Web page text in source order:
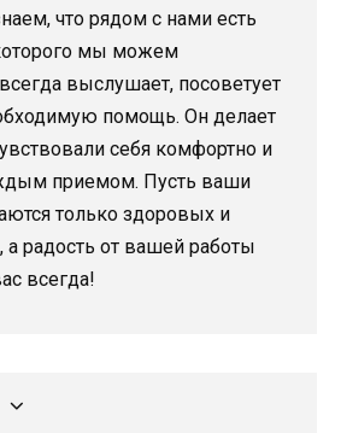
что рядом с нами есть
мы можем
выслушает, посоветует
помощь. Он делает
себя комфортно и
приемом. Пусть ваши
только здоровых и
а радость от вашей работы
всегда!